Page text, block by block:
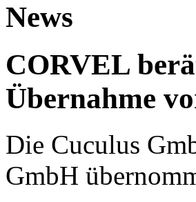
News
CORVEL
Übernahme
Die Cuculus
GmbH